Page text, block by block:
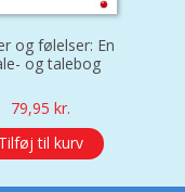
og følelser: En
og talebog
79,95kr.
Tilføj til kurv